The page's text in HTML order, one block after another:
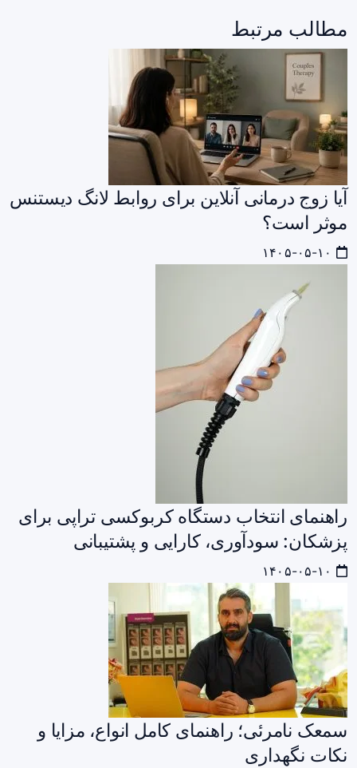
مطالب مرتبط
آیا زوج درمانی آنلاین برای روابط لانگ دیستنس
موثر است؟
راهنمای انتخاب دستگاه کربوکسی‌ تراپی برای
پزشکان: سودآوری، کارایی و پشتیبانی
سمعک نامرئی؛ راهنمای کامل انواع، مزایا و
نکات نگهداری